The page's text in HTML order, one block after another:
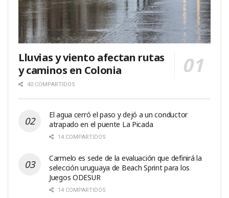
Lluvias y viento afectan rutas
y caminos en Colonia
40 COMPARTIDOS
El agua cerró el paso y dejó a un conductor
atrapado en el puente La Picada
14 COMPARTIDOS
Carmelo es sede de la evaluación que definirá la
selección uruguaya de Beach Sprint para los
Juegos ODESUR
14 COMPARTIDOS